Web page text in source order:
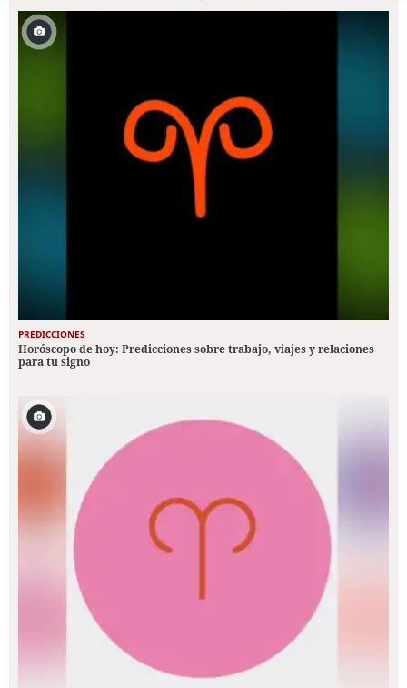
PREDICCIONES
Horóscopo de hoy: Predicciones sobre trabajo, viajes y relaciones
para tu signo